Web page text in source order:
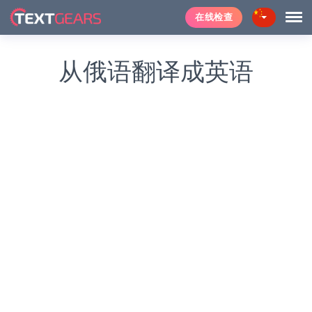
在线检查
从俄语翻译成英语